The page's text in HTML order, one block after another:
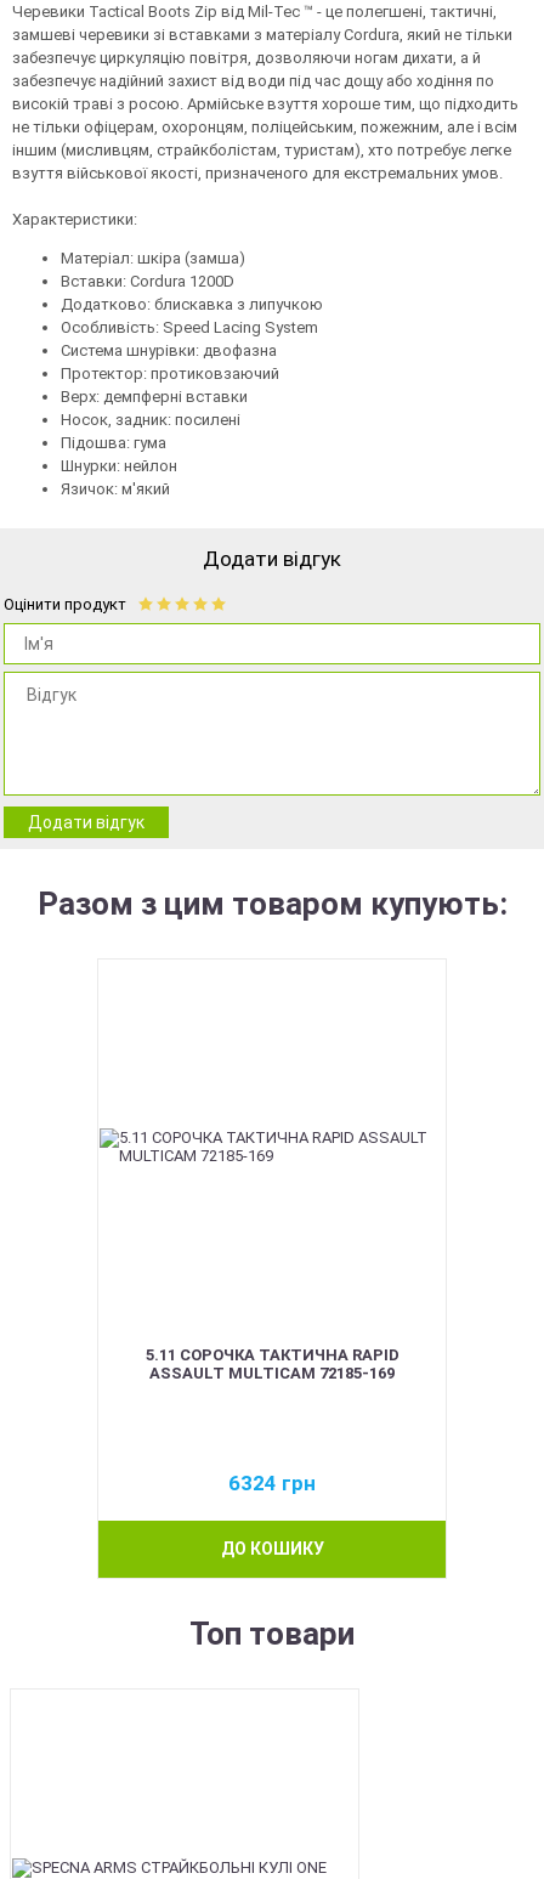
Черевики Tactical Boots Zip від Mil-Tec ™ - це полегшені, тактичні,
замшеві черевики зі вставками з матеріалу Cordura, який не тільки
забезпечує циркуляцію повітря, дозволяючи ногам дихати, а й
забезпечує надійний захист від води під час дощу або ходіння по
високій траві з росою. Армійське взуття хороше тим, що підходить
не тільки офіцерам, охоронцям, поліцейським, пожежним, але і всім
іншим (мисливцям, страйкболістам, туристам), хто потребує легке
взуття військової якості, призначеного для екстремальних умов.
Характеристики:
Матеріал: шкіра (замша)
Вставки: Cordura 1200D
Додатково: блискавка з липучкою
Особливість: Speed ​​Lacing System
Система шнурівки: двофазна
Протектор: протиковзаючий
Верх: демпферні вставки
Носок, задник: посилені
Підошва: гума
Шнурки: нейлон
Язичок: м'який
Додати відгук
Оцінити продукт
Додати відгук
Разом з цим товаром купують:
5.11 СОРОЧКА ТАКТИЧНА RAPID
ASSAULT MULTICAM 72185-169
6324 грн
ДО КОШИКУ
Топ товари